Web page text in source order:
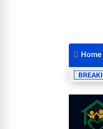
Home